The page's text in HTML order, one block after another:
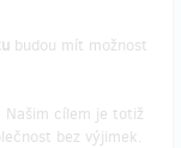
budou mít možnost
Našim cílem je totiž
bez výjimek.